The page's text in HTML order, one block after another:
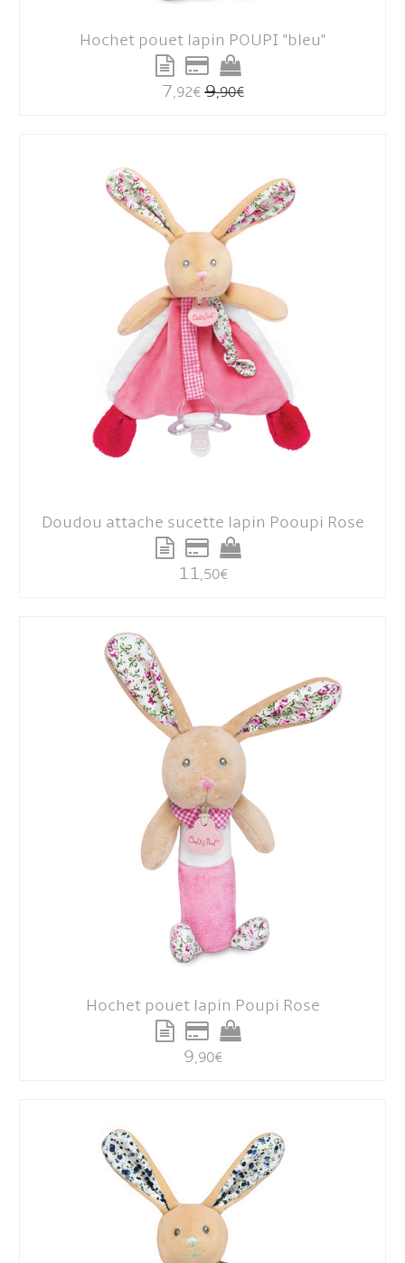
Hochet pouet lapin POUPI "bleu"
7 ,92€ 9,90€
Doudou attache sucette lapin Pooupi Rose
11,50€
Hochet pouet lapin Poupi Rose
9,90€